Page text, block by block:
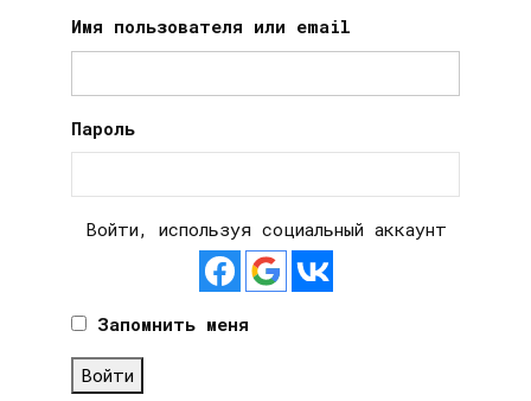
Имя пользователя или email
Пароль
Войти, используя социальный аккаунт
Запомнить меня
Войти